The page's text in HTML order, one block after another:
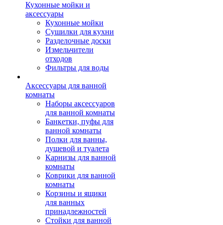
Кухонные мойки и
аксессуары
Кухонные мойки
Сушилки для кухни
Разделочные доски
Измельчители
отходов
Фильтры для воды
Аксессуары для ванной
комнаты
Наборы аксессуаров
для ванной комнаты
Банкетки, пуфы для
ванной комнаты
Полки для ванны,
душевой и туалета
Карнизы для ванной
комнаты
Коврики для ванной
комнаты
Корзины и ящики
для ванных
принадлежностей
Стойки для ванной